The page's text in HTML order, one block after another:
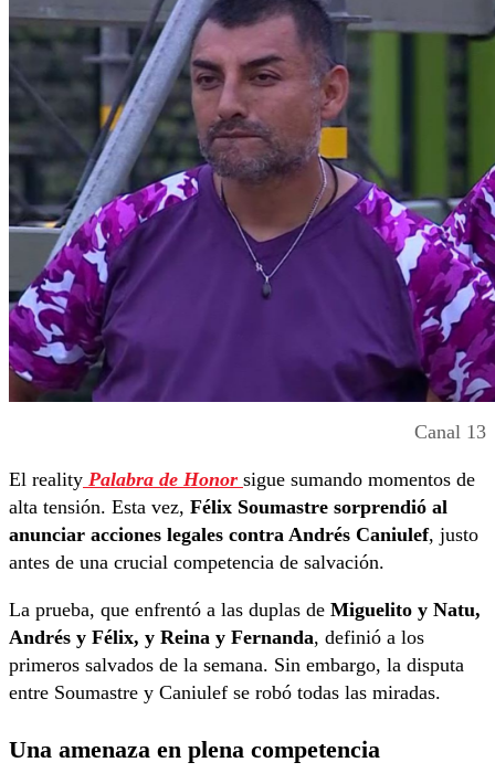
Canal 13
El reality Palabra de Honor sigue sumando momentos de
alta tensión. Esta vez, Félix Soumastre sorprendió al
anunciar acciones legales contra Andrés Caniulef, justo
antes de una crucial competencia de salvación.
La prueba, que enfrentó a las duplas de Miguelito y Natu,
Andrés y Félix, y Reina y Fernanda, definió a los
primeros salvados de la semana. Sin embargo, la disputa
entre Soumastre y Caniulef se robó todas las miradas.
Una amenaza en plena competencia